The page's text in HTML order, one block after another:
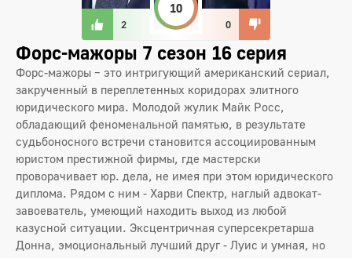
2
10
0
Форс-мажоры 7 сезон 16 серия
Форс-мажоры – это интригующий американский сериал,
закрученный в переплетенных коридорах элитного
юридического мира. Молодой жулик Майк Росс,
обладающий феноменальной памятью, в результате
судьбоносного встречи становится ассоциированным
юристом престижной фирмы, где мастерски
проворачивает юр. дела, не имея при этом юридического
диплома. Рядом с ним - Харви Спектр, наглый адвокат-
завоеватель, умеющий находить выход из любой
казусной ситуации. Эксцентричная суперсекретарша
Донна, эмоциональный лучший друг - Луис и умная, но